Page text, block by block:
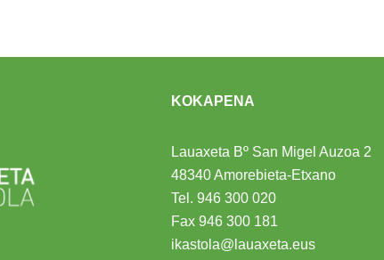
KOKAPENA
Lauaxeta Bº San Migel Auzoa 2
48340 Amorebieta-Etxano
Tel.946 300 020
Fax 946 300 181
ikastola@lauaxeta.eus